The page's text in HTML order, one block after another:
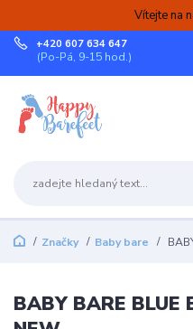
Vítejte na
+420 607 634 647
(Po-Pá, 9-15 hod.)
Značky Baby bare
BABY BARE BLUE